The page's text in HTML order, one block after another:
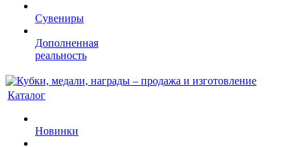
Сувениры
Дополненная
реальность
Каталог
Новинки